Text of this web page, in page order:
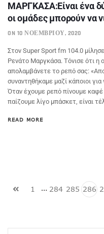
ΜΑΡΓΚΑΣΑ:Είναι ένα
οι ομάδες μπορούν να
ON 10 ΝΟΕΜΒΡΊΟΥ, 2020
Στον Super Sport fm 104.0
Ρενάτο Μαργκάσα. Τόνισε ότι η
απολαμβάνετε το ρεπό σας:
συναντηθήκαμε μαζί κάποιοι
Όταν έχουμε ρεπό πίνουμε καφέ
παίζουμε λίγο μπάσκετ, είναι
READ MORE
1 … 284 285 286